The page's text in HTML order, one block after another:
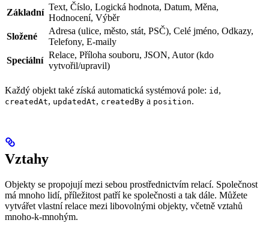
Základní
Text, Číslo, Logická hodnota, Datum, Měna,
Hodnocení, Výběr
Složené
Adresa (ulice, město, stát, PSČ), Celé jméno, Odkazy,
Telefony, E‑maily
Speciální
Relace, Příloha souboru, JSON, Autor (kdo
vytvořil/upravil)
Každý objekt také získá automatická systémová pole: id ,
createdAt, updatedAt, createdBy a position.
Vztahy
Objekty se propojují mezi sebou prostřednictvím relací. Společnost
má mnoho lidí, příležitost patří ke společnosti a tak dále. Můžete
vytvářet vlastní relace mezi libovolnými objekty, včetně vztahů
mnoho‑k‑mnohým.